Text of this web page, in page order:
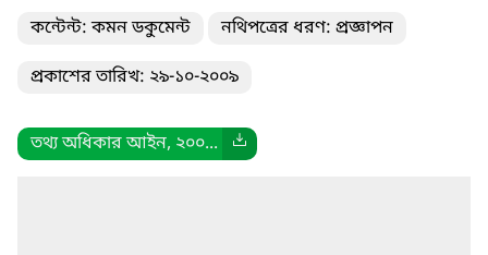
কন্টেন্ট: কমন ডকুমেন্ট নথিপত্রের ধরণ: প্রজ্ঞাপন
প্রকাশের তারিখ: ২৯-১০-২০০৯
তথ্য অধিকার আইন, ২০০...